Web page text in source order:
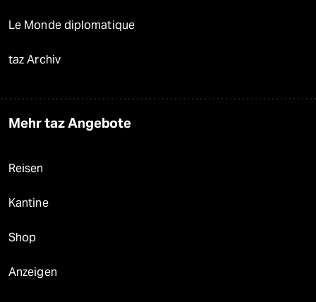
Le Monde diplomatique
taz Archiv
Mehr taz Angebote
Reisen
Kantine
Shop
Anzeigen